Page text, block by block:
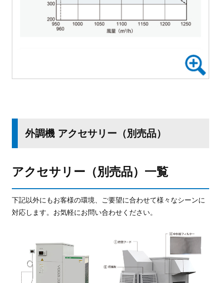
外調機 アクセサリー（別売品）
アクセサリー（別売品）一覧
下記以外にもお客様の環境、ご要望に合わせて様々なシーンに
対応します。お気軽にお問い合わせください。